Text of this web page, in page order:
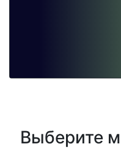
Выберите